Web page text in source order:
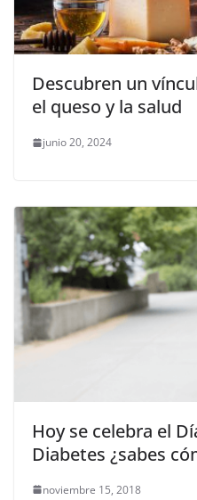
Descubren un
el queso y la salud
junio 20, 2024
Hoy se celebra el
Diabetes ¿sabes
noviembre 15, 2018